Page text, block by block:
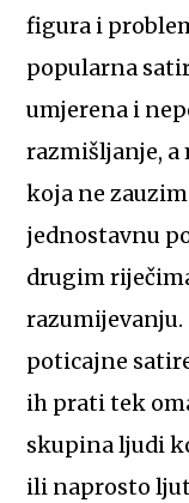
figura i
popularna
umjerena i
razmišljanje,
koja ne
jednostavnu
drugim
razumijevanju.
poticajne
ih prati tek
skupina ljudi
ili naprosto